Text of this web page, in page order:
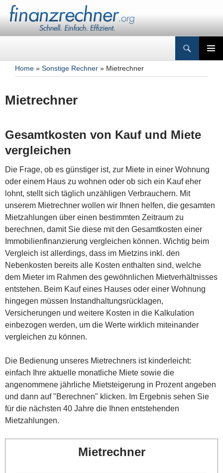
Inhalt
springen
Home » Sonstige Rechner » Mietrechner
Mietrechner
Gesamtkosten von Kauf und Miete
vergleichen
Die Frage, ob es günstiger ist, zur Miete in einer Wohnung
oder einem Haus zu wohnen oder ob sich ein Kauf eher
lohnt, stellt sich täglich unzähligen Verbrauchern. Mit
unserem Mietrechner wollen wir Ihnen helfen, die gesamten
Mietzahlungen über einen bestimmten Zeitraum zu
berechnen, damit Sie diese mit den Gesamtkosten einer
Immobilienfinanzierung vergleichen können. Wichtig beim
Vergleich ist allerdings, dass im Mietzins inkl. den
Nebenkosten bereits alle Kosten enthalten sind, welche
dem Mieter im Rahmen des gewöhnlichen Mietverhältnisses
entstehen. Beim Kauf eines Hauses oder einer Wohnung
hingegen müssen Instandhaltungsrücklagen,
Versicherungen und weitere Kosten in die Kalkulation
einbezogen werden, um die Werte wirklich miteinander
vergleichen zu können.
Die Bedienung unseres Mietrechners ist kinderleicht:
einfach Ihre aktuelle monatliche Miete sowie die
angenommene jährliche Mietsteigerung in Prozent angeben
und dann auf "Berechnen" klicken. Im Ergebnis sehen Sie
für die nächsten 40 Jahre die Ihnen entstehenden
Mietzahlungen.
Mietrechner